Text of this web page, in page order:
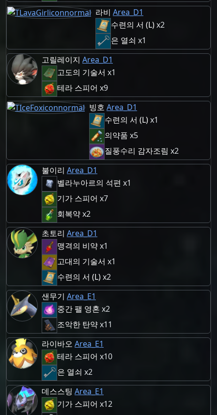
라비 Area_D1
수련의 서 (L)x2
은 열쇠 x1
고릴레이지 Area_D1
고도의 기술서 x1
테라 스피어 x9
빙호 Area_D1
수련의 서 (L)x1
의약품 x5
질풍수리 감자조림 x2
불이리 Area_D1
벨라누아르의 석편 x1
기가 스피어 x7
회복약x2
초토리 Area_D1
맹격의 비약x1
고대의 기술서 x1
수련의 서 (L)x2
샌무기 Area_E1
중간 팰 영혼 x2
조악한 탄약x11
라이바오 Area_E1
테라 스피어 x10
은 열쇠 x2
데스스팅 Area_E1
기가 스피어 x12